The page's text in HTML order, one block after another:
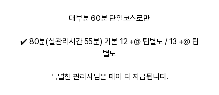
대부분 60분 단일코스로만
✔️ 80분(실관리시간 55분) 기본 12 +@ 팁별도 / 13 +@ 팁
별도
특별한 관리사님은 페이 더 지급됩니다.